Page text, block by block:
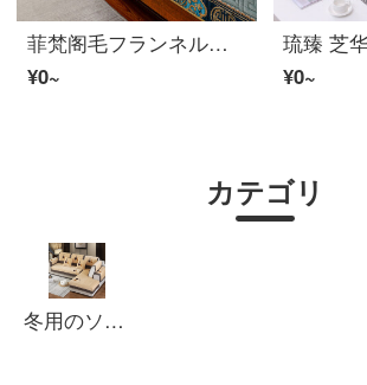
菲梵阁毛フランネル沙发垫套装冬季加厚坐垫实木新中式靠背垫四季通用ソファーカバー罩盖布巾 浅蓝福熹 70*70cm
¥0~
¥0~
カテゴリ
冬用のソファー カバー